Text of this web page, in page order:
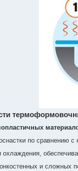
по сравнению
охлаждения,
и сложных